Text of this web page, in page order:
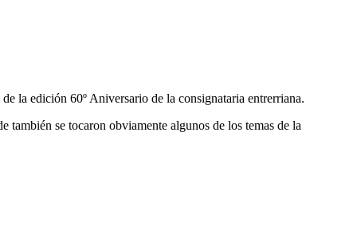
la edición 60º Aniversario de la consignataria entrerriana.
se tocaron obviamente algunos de los temas de la